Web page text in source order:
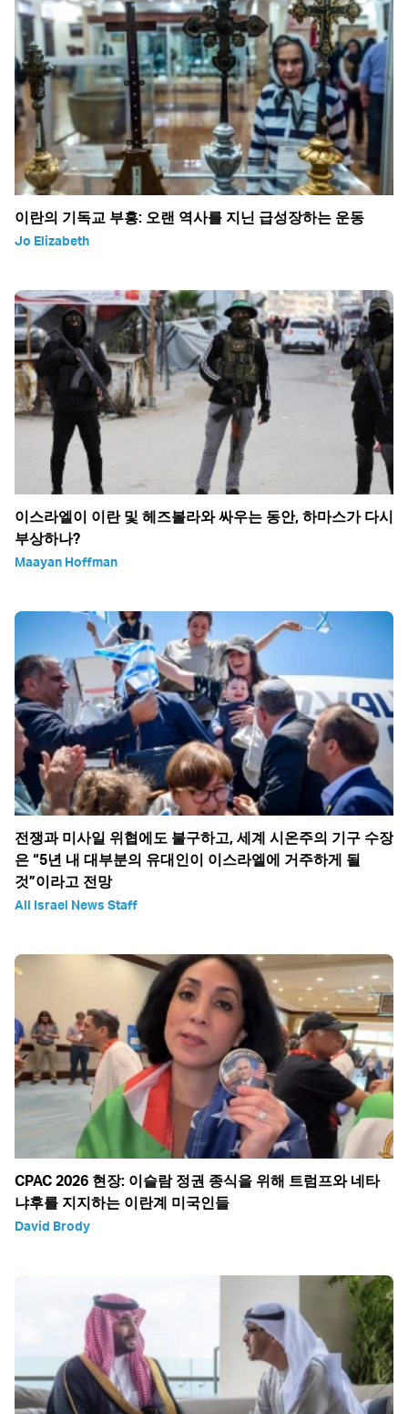
이란의 기독교 부흥: 오랜 역사를 지닌 급성장하는 운동
Jo Elizabeth
이스라엘이 이란 및 헤즈볼라와 싸우는 동안, 하마스가 다시
부상하나?
Maayan Hoffman
전쟁과 미사일 위협에도 불구하고, 세계 시온주의 기구 수장
은 “5년 내 대부분의 유대인이 이스라엘에 거주하게 될
것”이라고 전망
All Israel News Staff
CPAC 2026 현장: 이슬람 정권 종식을 위해 트럼프와 네타
냐후를 지지하는 이란계 미국인들
David Brody